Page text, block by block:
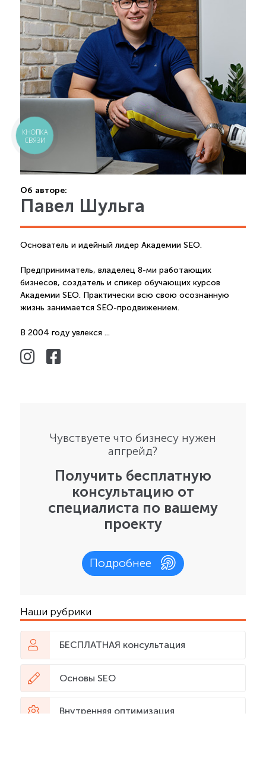
Об авторе:
Павел Шульга
Основатель и идейный лидер Академии SEO.
Предприниматель, владелец 8-ми работающих
бизнесов, создатель и спикер обучающих курсов
Академии SEO. Практически всю свою осознанную
жизнь занимается SEO-продвижением.
В 2004 году увлекся ...
Чувствуете что бизнесу нужен
апгрейд?
Получить бесплатную
консультацию от
специалиста по вашему
проекту
Подробнее
Наши рубрики
БЕСПЛАТНАЯ консультация
Основы SEO
Внутренняя оптимизация
КНОПКА
СВЯЗИ